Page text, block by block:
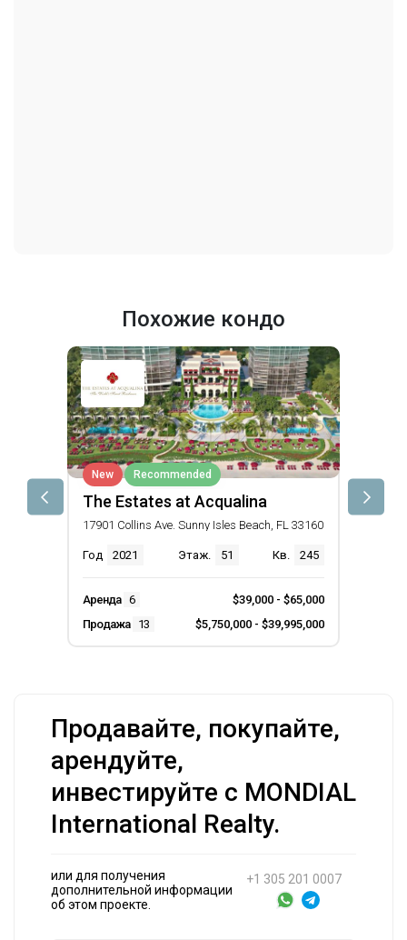
Похожие кондо
New Recommended
The Estates at Acqualina
17901 Collins Ave. Sunny Isles Beach, FL 33160
Год 2021 Этаж. 51 Кв. 245
Аренда 6
$39,000 - $65,000
Продажа
13 $5,750,000 - $39,995,000
Продавайте, покупайте,
арендуйте,
инвестируйте с MONDIAL
International Realty.
или для получения
дополнительной информации
об этом проекте.
+1 305 201 0007